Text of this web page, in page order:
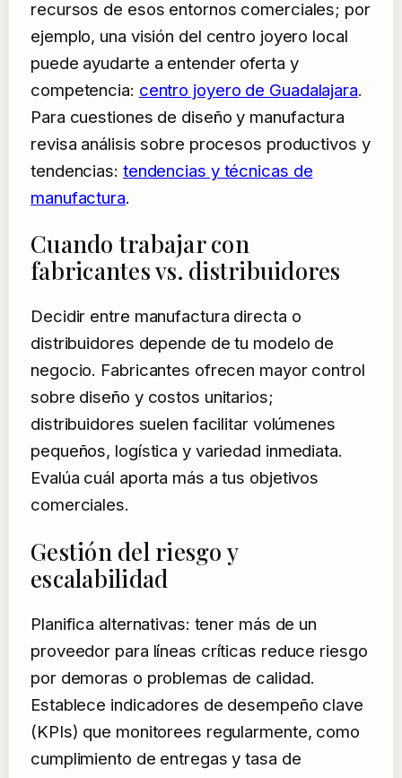
recursos de esos entornos comerciales; por
ejemplo, una visión del centro joyero local
puede ayudarte a entender oferta y
competencia: centro joyero de Guadalajara.
Para cuestiones de diseño y manufactura
revisa análisis sobre procesos productivos y
tendencias: tendencias y técnicas de
manufactura.
Cuando trabajar con
fabricantes vs. distribuidores
Decidir entre manufactura directa o
distribuidores depende de tu modelo de
negocio. Fabricantes ofrecen mayor control
sobre diseño y costos unitarios;
distribuidores suelen facilitar volúmenes
pequeños, logística y variedad inmediata.
Evalúa cuál aporta más a tus objetivos
comerciales.
Gestión del riesgo y
escalabilidad
Planifica alternativas: tener más de un
proveedor para líneas críticas reduce riesgo
por demoras o problemas de calidad.
Establece indicadores de desempeño clave
(KPIs) que monitorees regularmente, como
cumplimiento de entregas y tasa de